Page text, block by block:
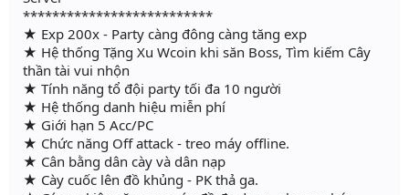
**************************
★ Exp 200x - Party càng đông càng tăng exp
★ Hệ thống Tặng Xu Wcoin khi săn Boss, Tìm kiếm Cây
thần tài vui nhộn
★ Tính năng tổ đội party tối đa 10 người
★ Hệ thống danh hiệu miễn phí
★ Giới hạn 5 Acc/PC
★ Chức năng Off attack - treo máy offline.
★ Cân bằng dân cày và dân nạp
★ Cày cuốc lên đồ khủng - PK thả ga.